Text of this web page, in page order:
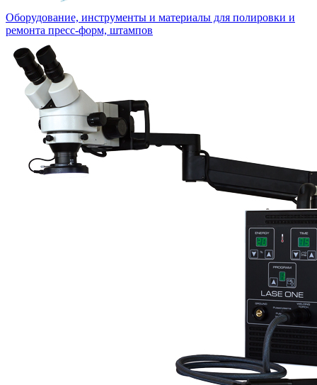
Оборудование, инструменты и материалы для полировки и
ремонта пресс-форм, штампов